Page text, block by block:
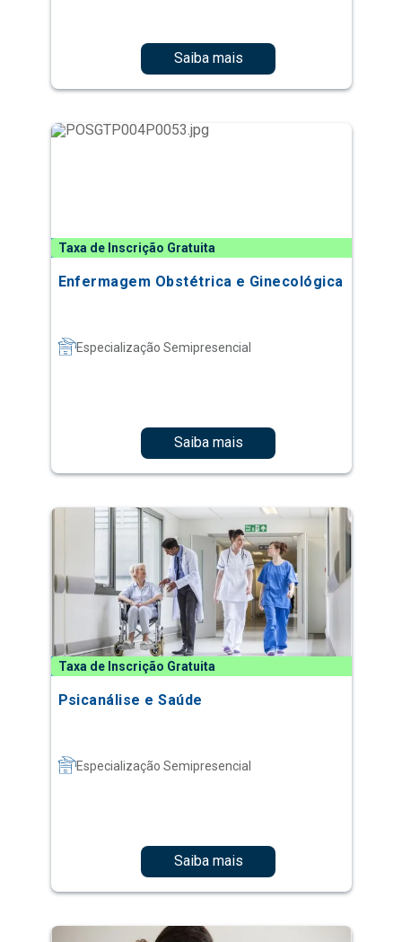
Saiba mais
Taxa de Inscrição Gratuita
Enfermagem Obstétrica e Ginecológica
Especialização Semipresencial
Saiba mais
Taxa de Inscrição Gratuita
Psicanálise e Saúde
Especialização Semipresencial
Saiba mais